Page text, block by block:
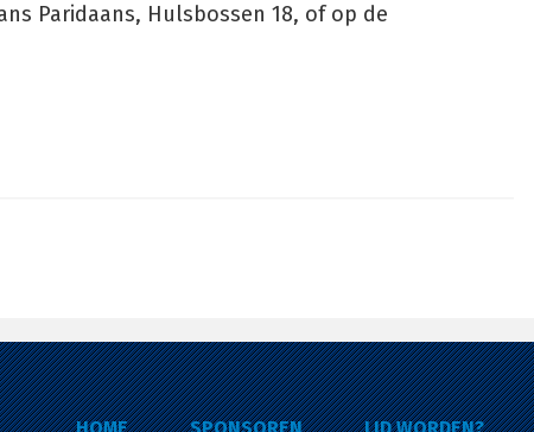
Paridaans, Hulsbossen 18, of op de